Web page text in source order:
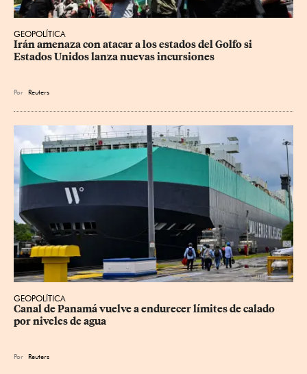
GEOPOLÍTICA
Irán amenaza con atacar a los estados del Golfo si
Estados Unidos lanza nuevas incursiones
Por Reuters
GEOPOLÍTICA
Canal de Panamá vuelve a endurecer límites de calado
por niveles de agua
Por Reuters